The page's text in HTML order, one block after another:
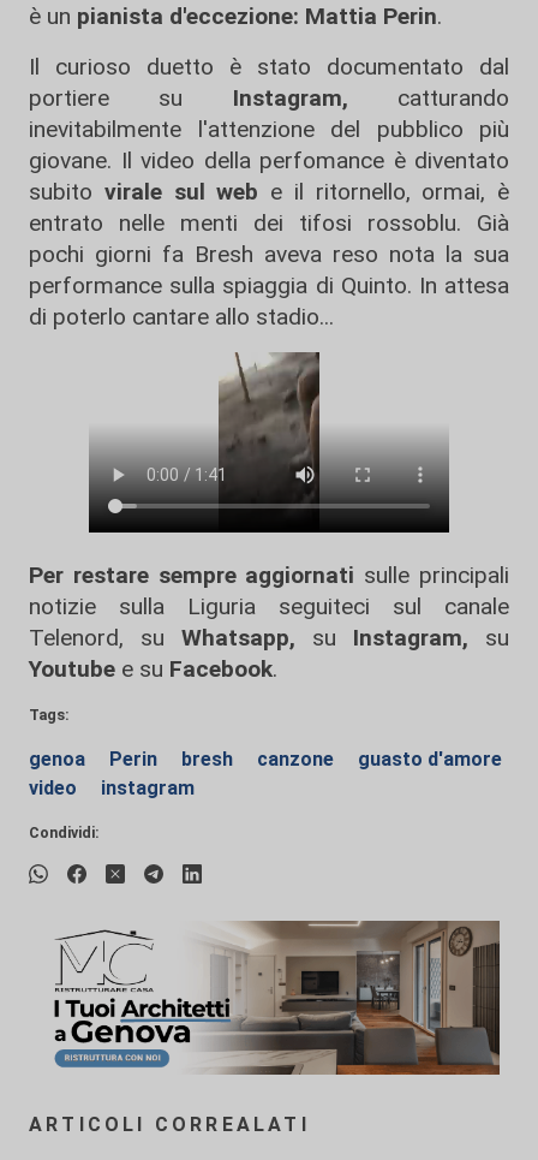
è un pianista d'eccezione: Mattia Perin.
Il curioso duetto è stato documentato dal
portiere su Instagram, catturando
inevitabilmente l'attenzione del pubblico più
giovane. Il video della perfomance è diventato
subito virale sul web e il ritornello, ormai, è
entrato nelle menti dei tifosi rossoblu. Già
pochi giorni fa Bresh aveva reso nota la sua
performance sulla spiaggia di Quinto. In attesa
di poterlo cantare allo stadio...
Per restare sempre aggiornati sulle principali
notizie sulla Liguria seguiteci sul canale
Telenord, su
Whatsapp, su Instagram, su
Youtube e su Facebook.
Tags:
genoa Perin bresh canzone
guasto d'amore
video
instagram
Condividi:
ARTICOLI CORREALATI